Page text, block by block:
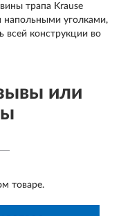
трапа Krause
напольными уголками,
всей конструкции во
или
товаре.